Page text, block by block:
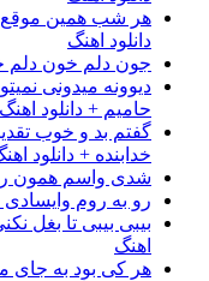
هر شب همین موقع
دانلود اهنگ
جون دلم خون دلم
دیوونه میدونی
حامیم + دانلود اهنگ
گفتم بد و خوب
خدابنده + دانلود
شدی واسم همون
رو به روم وایسادی
بیبی بیبی تا بغل
اهنگ
هر کی بود به جای